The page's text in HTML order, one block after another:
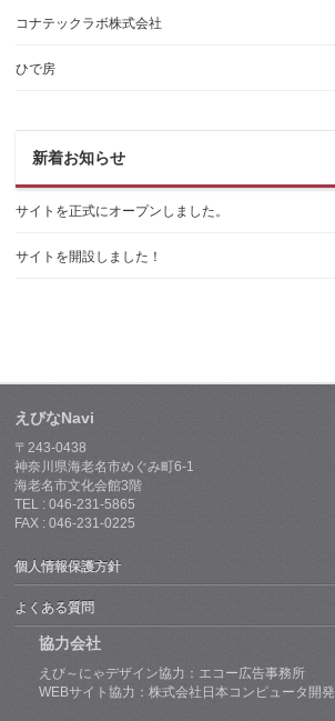
コナテックラボ株式会社
ひで房
新着お知らせ
サイトを正式にオープンしました。
サイトを開設しました！
えびなNavi
〒243-0438
神奈川県海老名市めぐみ町6-1
海老名市文化会館3階
TEL : 046-231-5865
FAX : 046-231-0225
個人情報保護方針
よくある質問
協力会社
えび～にゃデザイン協力：エコー広告事務所
WEBサイト協力：株式会社日本コンピュータ開発